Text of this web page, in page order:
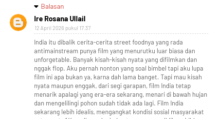
Balasan
Ire Rosana Ullail
12 April 2026 pukul 17.37
India itu dibalik cerita-cerita street foodnya yang rada
antimainstream punya film yang menurutku luar biasa dan
unforgetable. Banyak kisah-kisah nyata yang difilmkan dan
nggak flop. Aku pernah nonton yang soal bimbel tapi aku lupa
film ini apa bukan ya, karna dah lama banget. Tapi mau kisah
nyata maupun enggak, dari segi garapan, film India tetap
menarik apalagi yang era-era sekarang, menari di bawah hujan
dan mengelilingi pohon sudah tidak ada lagi. Film India
sekarang lebih idealis, mengangkat kondisi sosial masyarakat